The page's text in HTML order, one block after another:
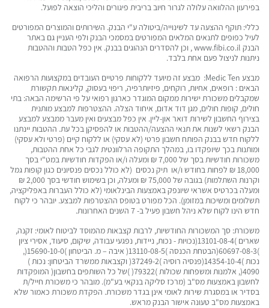
בפירעון ההלוואה עלולה לגרור חיוב בריבית פיגורים והליכי הוצאה לפועל.
כללי: תוקף ההצעה עד לשינוייה/ביטולה ע"י הבנק. השירותים והמוצרים המפורטים
לעיל כפופים לתנאים המלאים המפורטים במסמכי הבנק ולפי העניין גם באתר
הבנק www.fibi.co.il , וכן להסדרים הנהוגים בבנק. אין כפל הטבות וההטבות
ניתנות לניצול פעם אחת בלבד.
מבצע Medic Ten: מבצע זה מיועד ללקוחות פרטיים העובדים במקצועות הרפואה
הבאים : רופאים, אחיות, רוקחים, פיזיותרפיה, ריפוי בעסוק, קלינאות תקשורת
שמקבלים משכורת ישירות ממקום המוגדר כארגון רפואי על פי הרשימה הבאה: בתי
חולים, קופות חולים, מגן דוד אדום, איחוד הצלה. ההצטרפות למבצע מותנית
בצירוף החשבון לשירות דואר און-ליין. אין כפל מבצעים ואין מעבר ממבצע למבצע
הבנק רשאי לשנות את תנאי ההצעה/ההטבות או להפסיקן בכל עת. ההטבות יינתנו
ללקוח חדש בבנק הפותח חשבון פרטי (לא עסקי) או ללקוח קיים (פרטי ולא עסקי)
ומותנות בכך שיופקדו בו, במהלך התקופה הרלוונטית לגבי כל אחת ההטבות,
משכורות חודשיות בסך של 7,000 ₪ ומעלה ו/או הפקדות חודשיות במט"י בסך
18,000 ₪ לפחות בחודש ו/או תיק נכסים (לא כולל נכסים פנסיונים כגון קופות גמל
וקרנות השתלמות) בגובה של 75,000 ₪ ומעלה, וכן בשימוש חודשי בסך 2,000 ₪
ומעלה בכרטיס אשראי שיונפק באמצעות הבינלאומי (לא כולל העברות באפליקציה,
תשלומים ומשיכות במזומן). הכל מפורט בטופס ההצטרפות למבצע. יובהר כי לקוח
חדש הינו לקוח שלא ניהל חשבון פעיל ב- 7 השנים האחרונות.
משכורת: סך המשכורות החודשיות, לרבות קצבאות מהמוסד לביטוח לאומי: זקנה,
שארים )13101-08-4(נכויות - נכות, ניידות, נפגעי עבודה, שיקום, סיעוד, אסירי ציון
)60697-08-3(הבטחת הכנסה )13110-08-5( איבה – מ. הביטחון )15690-10-0(,
נכות )14354-10-4(פנסיה רוסיה )37249-2( וקצבאות ממשרד הביטחון: נכות )
4090(, אלמנות ומשפחות שכולות )79322( )של כל השותפים בחשבון( המופקדות
לחשבון באמצעות מס"ב (מרכז סליקה בנקאי בע"מ). מובהר כי משכורת חייל/ת
בסדיר או במסגרת שירות לאומי אינן בגדר משכורת. הפקדת משכורת כאמור שלא
באמצעות מס"ב טעונה אישור הבנק מראש.